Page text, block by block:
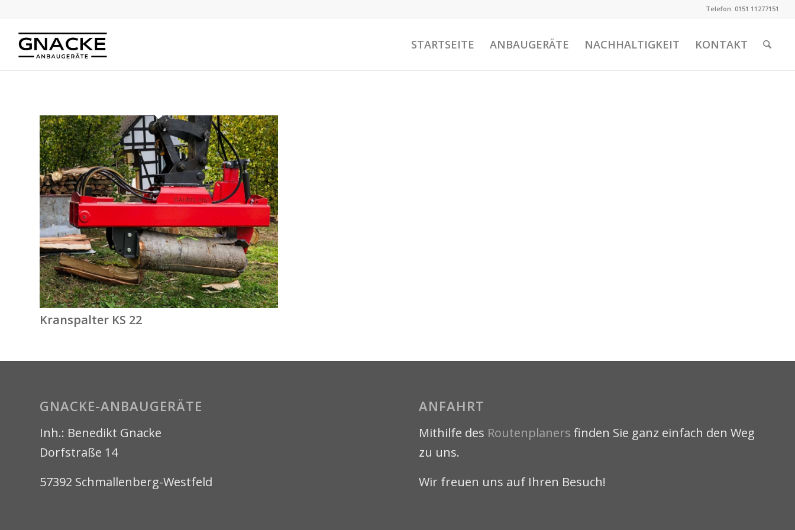
Telefon: 0151 11277151
STARTSEITE ANBAUGERÄTE NACHHALTIGKEIT KONTAKT
Kranspalter KS 22
GNACKE-ANBAUGERÄTE
Inh.: Benedikt Gnacke
Dorfstraße 14
57392 Schmallenberg-Westfeld
ANFAHRT
Mithilfe des Routenplaners finden Sie ganz einfach den Weg
zu uns.
Wir freuen uns auf Ihren Besuch!